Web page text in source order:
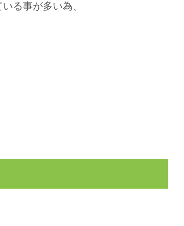
る事が多い為、